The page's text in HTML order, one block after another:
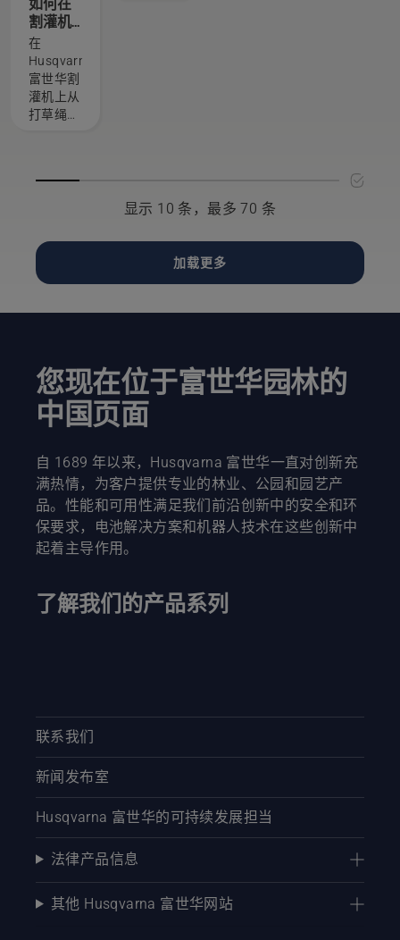
性能。
割灌机
上更换
为割草
刀片
在
Husqvarna
富世华割
灌机上从
打草绳更
您只需执
骤。如果
您要在户
外更换打
确保在容
母的地方
更换（以
防它们掉
落后丢
显示 10 条，最多 70 条
加载更多
您现在位于富世华园林的
中国页面
自 1689 年以来，Husqvarna 富世华一直对创新充
满热情，为客户提供专业的林业、公园和园艺产
品。性能和可用性满足我们前沿创新中的安全和环
保要求，电池解决方案和机器人技术在这些创新中
起着主导作用。
了解我们的产品系列
联系我们
新闻发布室
Husqvarna 富世华的可持续发展担当
法律产品信息
其他 Husqvarna 富世华网站